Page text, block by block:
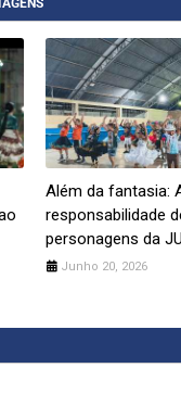
Além da fantasia:
responsabilidade
personagens da
Junho 20, 2026